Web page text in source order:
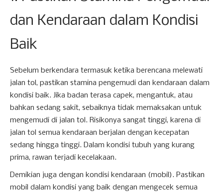
dan Kendaraan dalam Kondisi
Baik
Sebelum berkendara termasuk ketika berencana melewati
jalan tol, pastikan stamina pengemudi dan kendaraan dalam
kondisi baik. Jika badan terasa capek, mengantuk, atau
bahkan sedang sakit, sebaiknya tidak memaksakan untuk
mengemudi di jalan tol. Risikonya sangat tinggi, karena di
jalan tol semua kendaraan berjalan dengan kecepatan
sedang hingga tinggi. Dalam kondisi tubuh yang kurang
prima, rawan terjadi kecelakaan.
Demikian juga dengan kondisi kendaraan (mobil). Pastikan
mobil dalam kondisi yang baik dengan mengecek semua